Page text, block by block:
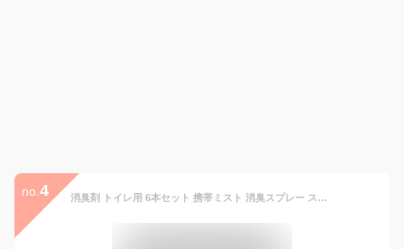
no. 4 消臭剤 トイレ用 6本セット 携帯ミスト 消臭スプレー スプレー 匂い 臭い におい消し エステー 消臭力 気くばり女子のトイレミスト エアリーサボンの香り 日本製 エチケット ミニボトル 携帯用 スティック 持ち運び 小さい お買い物マラソン 送料無料 ポイント消化 clean